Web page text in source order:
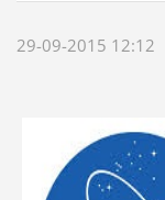
29-09-2015 12:12